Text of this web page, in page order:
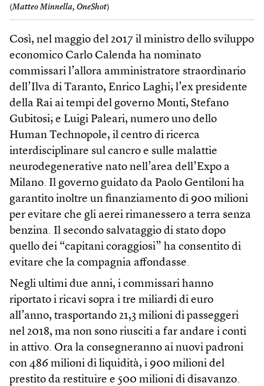
(Matteo Minnella, OneShot)
Così, nel maggio del 2017 il ministro dello sviluppo
economico Carlo Calenda ha nominato
commissari l’allora amministratore straordinario
dell’Ilva di Taranto, Enrico Laghi; l’ex presidente
della Rai ai tempi del governo Monti, Stefano
Gubitosi; e Luigi Paleari, numero uno dello
Human Technopole, il centro di ricerca
interdisciplinare sul cancro e sulle malattie
neurodegenerative nato nell’area dell’Expo a
Milano. Il governo guidato da Paolo Gentiloni ha
garantito inoltre un finanziamento di 900 milioni
per evitare che gli aerei rimanessero a terra senza
benzina. Il secondo salvataggio di stato dopo
quello dei “capitani coraggiosi” ha consentito di
evitare che la compagnia affondasse.
Negli ultimi due anni, i commissari hanno
riportato i ricavi sopra i tre miliardi di euro
all’anno, trasportando 21,3 milioni di passeggeri
nel 2018, ma non sono riusciti a far andare i conti
in attivo. Ora la consegneranno ai nuovi padroni
con 486 milioni di liquidità, i 900 milioni del
prestito da restituire e 500 milioni di disavanzo.